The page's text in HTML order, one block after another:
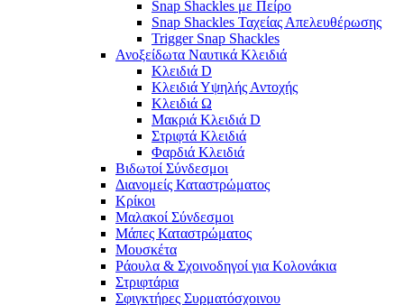
Snap Shackles με Πείρο
Snap Shackles Ταχείας Απελευθέρωσης
Trigger Snap Shackles
Ανοξείδωτα Ναυτικά Κλειδιά
Κλειδιά D
Κλειδιά Υψηλής Αντοχής
Κλειδιά Ω
Μακριά Κλειδιά D
Στριφτά Κλειδιά
Φαρδιά Κλειδιά
Βιδωτοί Σύνδεσμοι
Διανομείς Καταστρώματος
Κρίκοι
Μαλακοί Σύνδεσμοι
Μάπες Καταστρώματος
Μουσκέτα
Ράουλα & Σχοινοδηγοί για Κολονάκια
Στριφτάρια
Σφιγκτήρες Συρματόσχοινου